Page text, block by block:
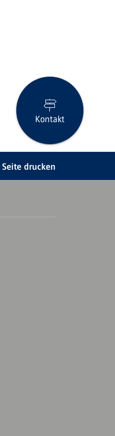
Kontakt
Seite drucken